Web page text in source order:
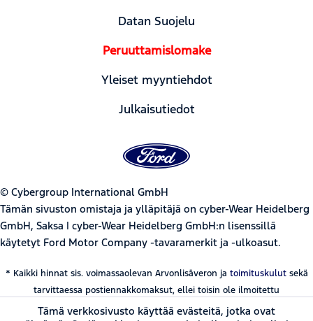
Datan Suojelu
Peruuttamislomake
Yleiset myyntiehdot
Julkaisutiedot
© Cybergroup International GmbH
Tämän sivuston omistaja ja ylläpitäjä on cyber-Wear Heidelberg
GmbH, Saksa | cyber-Wear Heidelberg GmbH:n lisenssillä
käytetyt Ford Motor Company -tavaramerkit ja -ulkoasut.
* Kaikki hinnat sis. voimassaolevan Arvonlisäveron ja toimituskulutsekä
tarvittaessa postiennakkomaksut, ellei toisin ole ilmoitettu
Tämä verkkosivusto käyttää evästeitä, jotka ovat